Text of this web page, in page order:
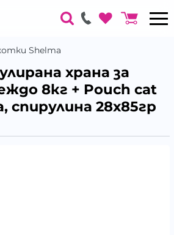
Shelma
храна за
8кг + Pouch cat
спирулина 28х85гр